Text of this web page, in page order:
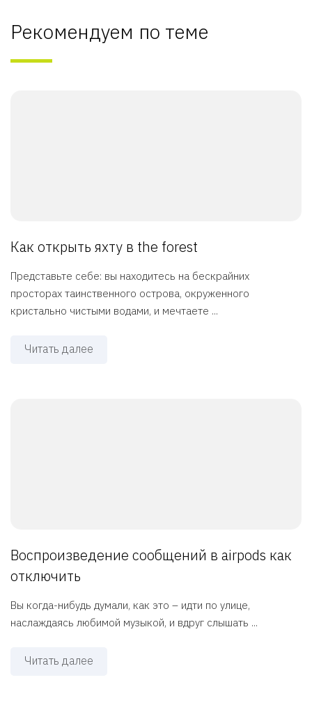
Рекомендуем по теме
Как открыть яхту в the forest
Представьте себе: вы находитесь на бескрайних
просторах таинственного острова, окруженного
кристально чистыми водами, и мечтаете ...
Читать далее
Воспроизведение сообщений в airpods как
отключить
Вы когда-нибудь думали, как это – идти по улице,
наслаждаясь любимой музыкой, и вдруг слышать ...
Читать далее